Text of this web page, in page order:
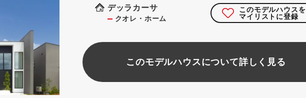
デッラカーサ
クオレ・ホーム
このモデルハウスを
マイリストに登録
このモデルハウスについて詳しく見る